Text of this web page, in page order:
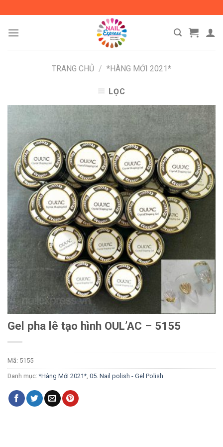
content
TRANG CHỦ / *HÀNG MỚI 2021*
LỌC
Gel pha lê tạo hình OUL’AC – 5155
Mã: 5155
Danh mục:*Hàng Mới 2021*, 05. Nail polish - Gel Polish